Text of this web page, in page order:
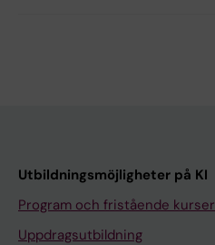
Utbildningsmöjligheter på KI
Program och fristående kurser
Uppdragsutbildning